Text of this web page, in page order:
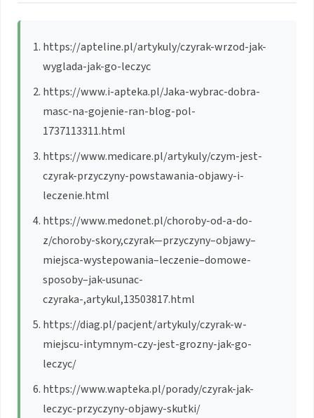
https://apteline.pl/artykuly/czyrak-wrzod-jak-
wyglada-jak-go-leczyc
https://www.i-apteka.pl/Jaka-wybrac-dobra-
masc-na-gojenie-ran-blog-pol-
1737113311.html
https://www.medicare.pl/artykuly/czym-jest-
czyrak-przyczyny-powstawania-objawy-i-
leczenie.html
https://www.medonet.pl/choroby-od-a-do-
z/choroby-skory,czyrak—przyczyny–objawy–
miejsca-wystepowania–leczenie–domowe-
sposoby–jak-usunac-
czyraka-,artykul,13503817.html
https://diag.pl/pacjent/artykuly/czyrak-w-
miejscu-intymnym-czy-jest-grozny-jak-go-
leczyc/
https://www.wapteka.pl/porady/czyrak-jak-
leczyc-przyczyny-objawy-skutki/